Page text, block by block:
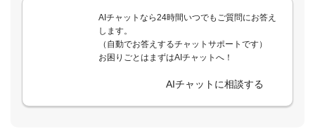
AIチャットなら24時間いつでもご質問にお答え
します。
（自動でお答えするチャットサポートです）
お困りごとはまずはAIチャットへ！
AIチャットに相談する